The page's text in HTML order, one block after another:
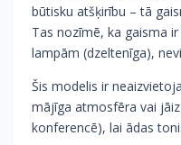
būtisku atšķirību – tā
Tas nozīmē, ka gaisma
lampām (dzeltenīga),
Šis modelis ir
mājīga atmosfēra vai
konferencē), lai ādas